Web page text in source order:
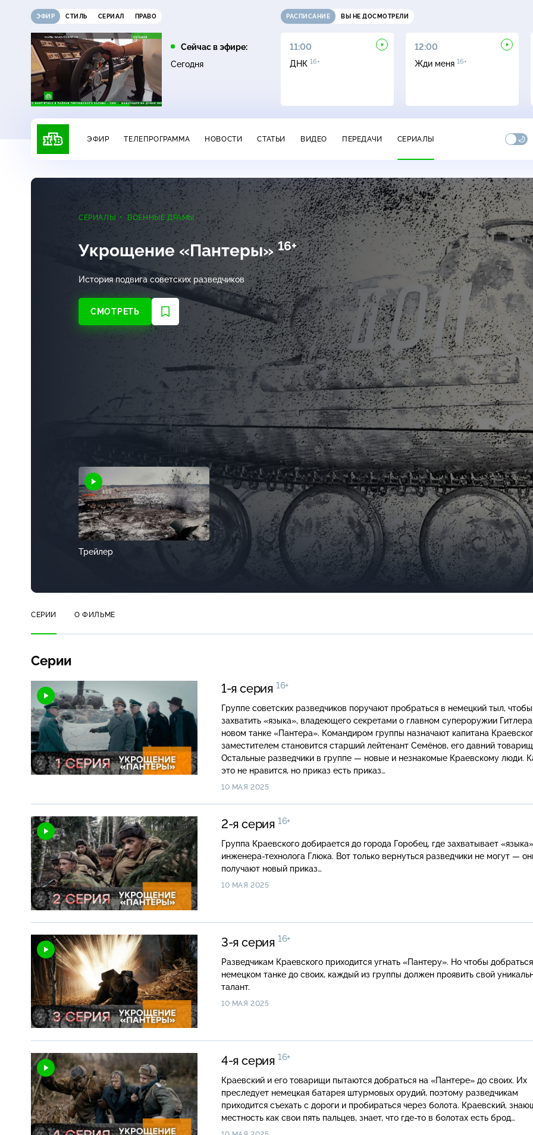
ЭФИР СТИЛЬ СЕРИАЛ ПРАВО
Сейчас в эфире:
Сегодня
РАСПИСАНИЕ ВЫ НЕ ДОСМОТРЕЛИ
10:00
Сегодня
10:25
ЧП
11:00
ДНК 16+
12:00
Жди меня 16+
ЭФИР ТЕЛЕПРОГРАММА НОВОСТИ СТАТЬИ ВИДЕО ПЕРЕДАЧИ СЕРИАЛЫ
СЕРИАЛЫ ВОЕННЫЕ ДРАМЫ
Укрощение «Пантеры»16+
История подвига советских разведчиков
СМОТРЕТЬ
Трейлер
СЕРИИ О ФИЛЬМЕ
Серии
1-я серия 16+
Группе советских разведчиков поручают пробраться в немецкий тыл, чтобы
захватить «языка», владеющего секретами о главном супероружии
новом танке «Пантера». Командиром группы назначают капитана
заместителем становится старший лейтенант Семёнов, его давний
Остальные разведчики в группе — новые и незнакомые Краевскому люди.
это не нравится, но приказ есть приказ…
10 МАЯ 2025
2-я серия 16+
Группа Краевского добирается до города Горобец, где захватывает
инженера-технолога Глюка. Вот только вернуться разведчики не могут —
получают новый приказ…
10 МАЯ 2025
3-я серия 16+
Разведчикам Краевского приходится угнать «Пантеру». Но чтобы
немецком танке до своих, каждый из группы должен проявить свой
талант.
10 МАЯ 2025
4-я серия 16+
Краевский и его товарищи пытаются добраться на «Пантере» до своих. Их
преследует немецкая батарея штурмовых орудий, поэтому разведчикам
приходится съехать с дороги и пробираться через болота. Краевский,
местность как свои пять пальцев, знает, что где-то в болотах есть брод…